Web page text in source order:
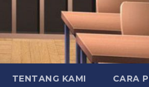
TENTANG KAMI CARA